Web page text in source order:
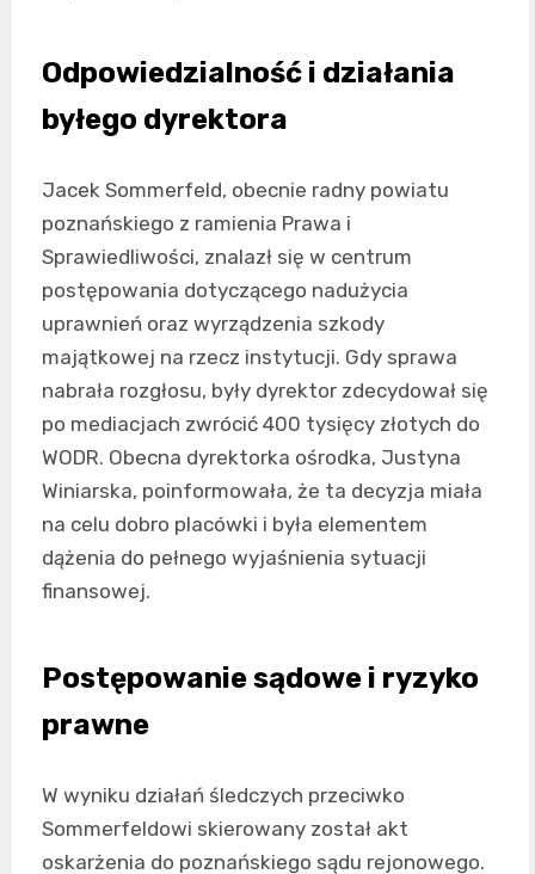
Odpowiedzialność i działania
byłego dyrektora
Jacek Sommerfeld, obecnie radny powiatu
poznańskiego z ramienia Prawa i
Sprawiedliwości, znalazł się w centrum
postępowania dotyczącego nadużycia
uprawnień oraz wyrządzenia szkody
majątkowej na rzecz instytucji. Gdy sprawa
nabrała rozgłosu, były dyrektor zdecydował się
po mediacjach zwrócić 400 tysięcy złotych do
WODR. Obecna dyrektorka ośrodka, Justyna
Winiarska, poinformowała, że ta decyzja miała
na celu dobro placówki i była elementem
dążenia do pełnego wyjaśnienia sytuacji
finansowej.
Postępowanie sądowe i ryzyko
prawne
W wyniku działań śledczych przeciwko
Sommerfeldowi skierowany został akt
oskarżenia do poznańskiego sądu rejonowego.